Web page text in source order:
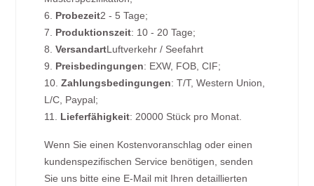
6. Probezeit2 - 5 Tage;
7. Produktionszeit: 10 - 20 Tage;
8.VersandartLuftverkehr / Seefahrt
9. Preisbedingungen: EXW, FOB, CIF;
10.Zahlungsbedingungen: T/T, Western Union,
L/C, Paypal;
11. Lieferfähigkeit: 20000 Stück pro Monat.
Wenn Sie einen Kostenvoranschlag oder einen
kundenspezifischen Service benötigen, senden
Sie uns bitte eine E-Mail mit Ihren detaillierten